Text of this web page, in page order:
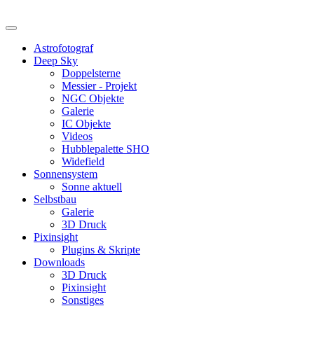
Astrofotograf
Deep Sky
Doppelsterne
Messier - Projekt
NGC Objekte
Galerie
IC Objekte
Videos
Hubblepalette SHO
Widefield
Sonnensystem
Sonne aktuell
Selbstbau
Galerie
3D Druck
Pixinsight
Plugins & Skripte
Downloads
3D Druck
Pixinsight
Sonstiges